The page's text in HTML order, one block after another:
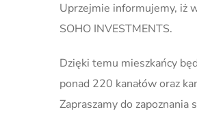
Uprzejmie informujemy, iż
SOHO INVESTMENTS.
Dzięki temu mieszkańcy
ponad 220 kanałów oraz
Zapraszamy do zapoznania